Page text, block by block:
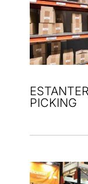
PICKING